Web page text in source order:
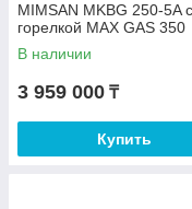
MIMSAN MKBG 250-5A с
горелкой MAX GAS 350
В наличии
3 959 000 ₸
Купить